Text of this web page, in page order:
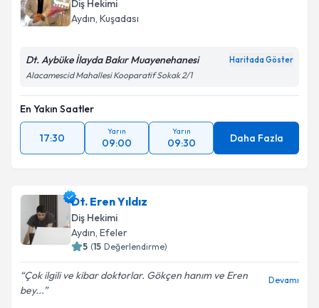
Diş Hekimi
Aydın, Kuşadası
Dt. Aybüke İlayda Bakır Muayenehanesi Haritada Göster
Alacamescid Mahallesi Kooparatif Sokak 2/1
En Yakın Saatler
17:30
Yarın
09:00
Yarın
09:30 Daha Fazla
Dt. Eren Yıldız
Diş Hekimi
Aydın, Efeler
5 (15 Değerlendirme)
Çok ilgili ve kibar doktorlar. Gökçen hanım ve Eren
bey...
Devamı